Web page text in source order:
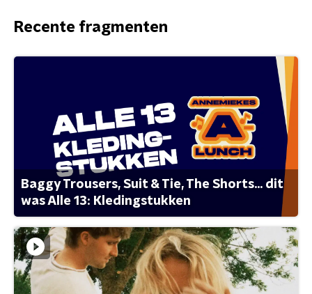
Recente fragmenten
Baggy Trousers, Suit & Tie, The Shorts... dit
was Alle 13: Kledingstukken